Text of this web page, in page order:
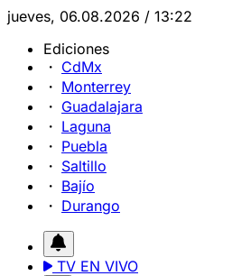
jueves, 06.08.2026 / 13:22
Ediciones
CdMx
Monterrey
Guadalajara
Laguna
Puebla
Saltillo
Bajío
Durango
TV EN VIVO